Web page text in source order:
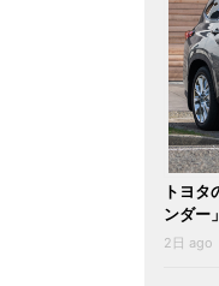
トヨタ
ンダー
2日 ago